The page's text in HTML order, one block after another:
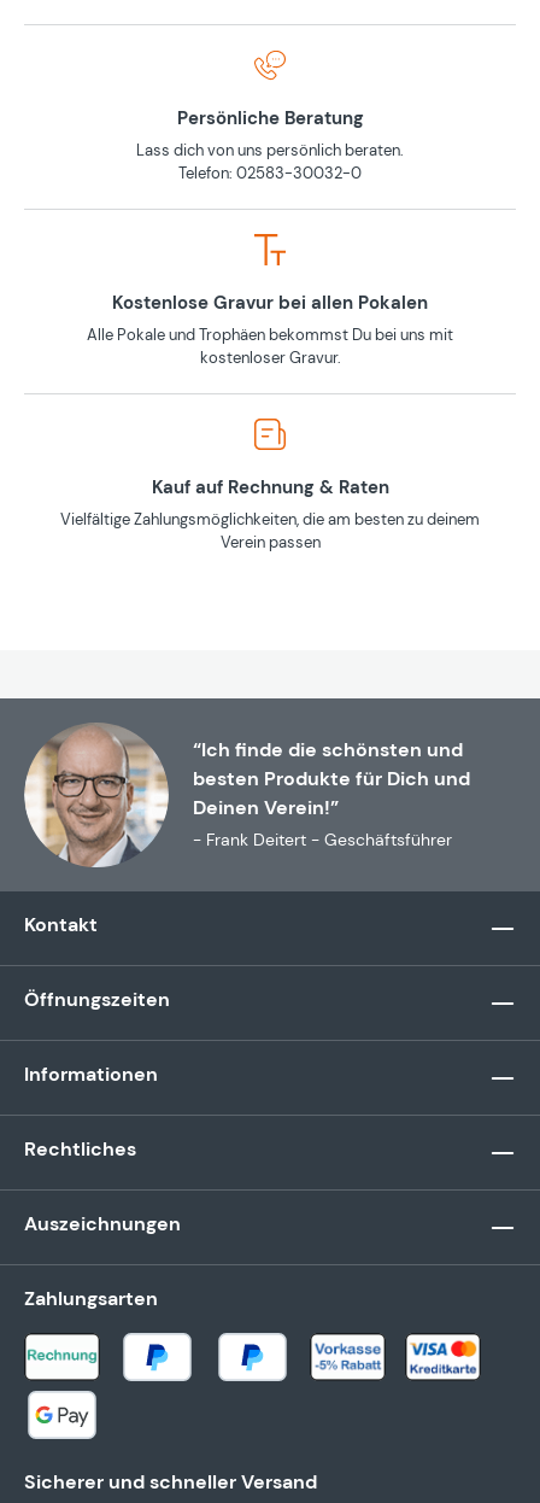
Persönliche Beratung
Lass dich von uns persönlich beraten.
Telefon: 02583-30032-0
Kostenlose Gravur bei allen Pokalen
Alle Pokale und Trophäen bekommst Du bei uns mit
kostenloser Gravur.
Kauf auf Rechnung & Raten
Vielfältige Zahlungsmöglichkeiten, die am besten zu deinem
Verein passen
“Ich finde die schönsten und
besten Produkte für Dich und
Deinen Verein!”
- Frank Deitert - Geschäftsführer
Kontakt
Öffnungszeiten
Informationen
Rechtliches
Auszeichnungen
Zahlungsarten
Sicherer und schneller Versand